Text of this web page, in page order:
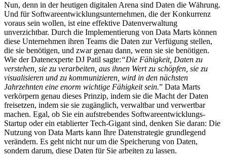
Nun, denn in der heutigen digitalen Arena sind Daten die Währung.
Und für Softwareentwicklungsunternehmen, die der Konkurrenz
voraus sein wollen, ist eine effektive Datenverwaltung
unverzichtbar. Durch die Implementierung von Data Marts können
diese Unternehmen ihren Teams die Daten zur Verfügung stellen,
die sie benötigen, und zwar genau dann, wenn sie sie benötigen.
Wie der Datenexperte DJ Patil sagte:“Die Fähigkeit, Daten zu
verstehen, sie zu verarbeiten, aus ihnen Wert zu schöpfen, sie zu
visualisieren und zu kommunizieren, wird in den nächsten
Jahrzehnten eine enorm wichtige Fähigkeit sein.” Data Marts
verkörpern genau dieses Prinzip, indem sie die Macht der Daten
freisetzen, indem sie sie zugänglich, verwaltbar und verwertbar
machen. Egal, ob Sie ein aufstrebendes Softwareentwicklungs-
Startup oder ein etablierter Tech-Gigant sind, denken Sie daran: Die
Nutzung von Data Marts kann Ihre Datenstrategie grundlegend
verändern. Es geht nicht nur um die Speicherung von Daten,
sondern darum, diese Daten für Sie arbeiten zu lassen.